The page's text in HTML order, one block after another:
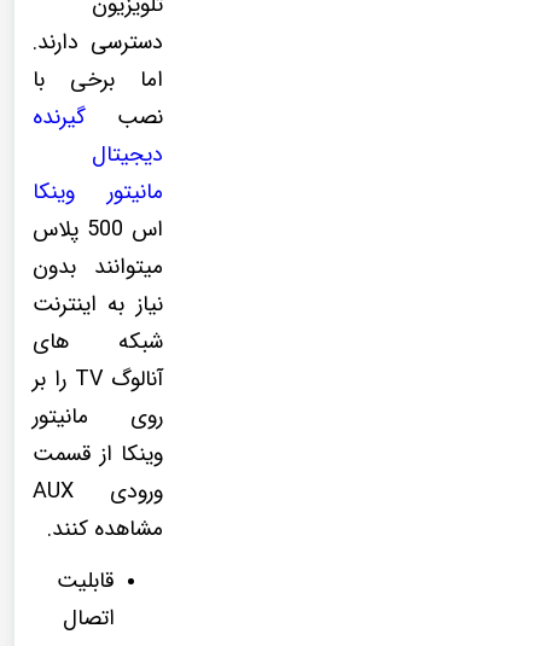
دسترسی دارند.
اما برخی با
نصب گیرنده
دیجیتال
مانیتور وینکا
اس 500 پلاس
میتوانند بدون
نیاز به اینترنت
شبکه های
آنالوگ TV را بر
روی مانیتور
وینکا از قسمت
ورودی AUX
مشاهده کنند.
قابلیت
اتصال